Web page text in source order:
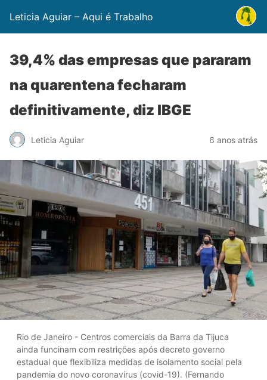
Leticia Aguiar – Aqui é Trabalho
39,4% das empresas que pararam
na quarentena fecharam
definitivamente, diz IBGE
Leticia Aguiar 6 anos atrás
Rio de Janeiro - Centros comerciais da Barra da Tijuca
ainda funcinam com restrições após decreto governo
estadual que flexibiliza medidas de isolamento social pela
pandemia do novo coronavírus (covid-19). (Fernando